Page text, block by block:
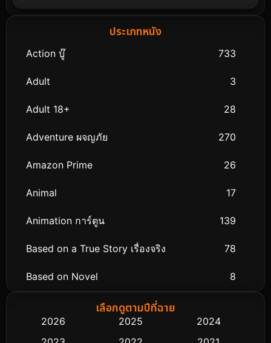
ประเภทหนัง
Action บู๊ 733
Adult 3
Adult 18+ 28
Adventure ผจญภัย 270
Amazon Prime 26
Animal 17
Animation การ์ตูน 139
Based on a True Story เรื่องจริง 78
Based on Novel 8
Biography ชีวิตจริงเลือกดูตามปีที่ฉาย
2026 2025
2024